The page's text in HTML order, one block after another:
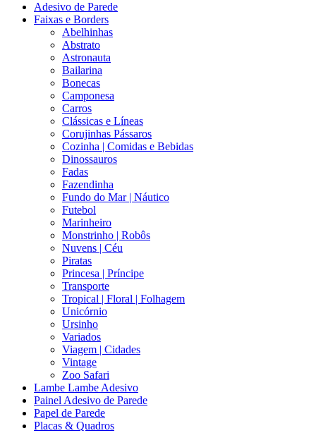
Adesivo de Parede
Faixas e Borders
Abelhinhas
Abstrato
Astronauta
Bailarina
Bonecas
Camponesa
Carros
Clássicas e Líneas
Corujinhas Pássaros
Cozinha | Comidas e Bebidas
Dinossauros
Fadas
Fazendinha
Fundo do Mar | Náutico
Futebol
Marinheiro
Monstrinho | Robôs
Nuvens | Céu
Piratas
Princesa | Príncipe
Transporte
Tropical | Floral | Folhagem
Unicórnio
Ursinho
Variados
Viagem | Cidades
Vintage
Zoo Safari
Lambe Lambe Adesivo
Painel Adesivo de Parede
Papel de Parede
Placas & Quadros